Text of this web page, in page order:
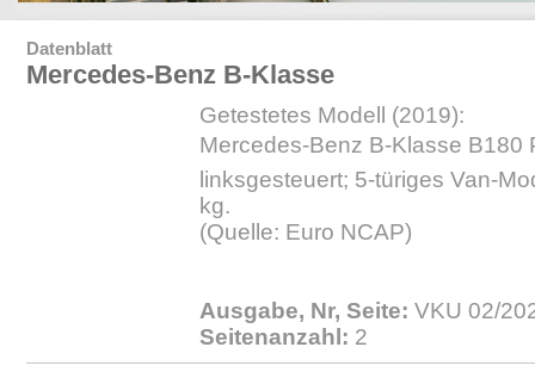
Datenblatt
Mercedes-Benz B-Klasse
Getestetes Modell (2019):
Mercedes-Benz B-Klasse B180
linksgesteuert; 5-türiges Van-
kg.
(Quelle: Euro NCAP)
Ausgabe, Nr, Seite: VKU 02/
Seitenanzahl: 2